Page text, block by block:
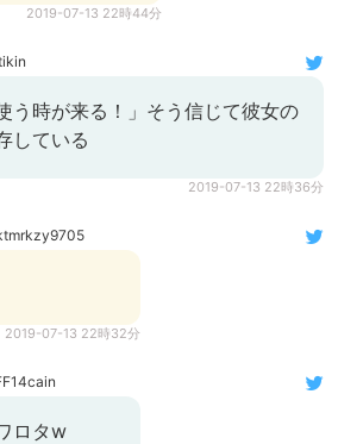
2019-07-13 22時44分
う時が来る！」そう信じて彼女の
している
2019-07-13 22時36分
2019-07-13 22時32分
ロタw